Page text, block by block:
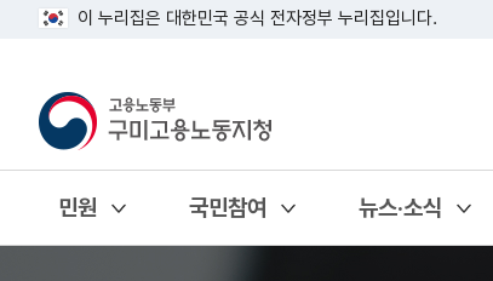
이 누리집은 대한민국 공식 전자정부 누리집입니다.
민원
열기
국민참여
열기
뉴스·소식
열기